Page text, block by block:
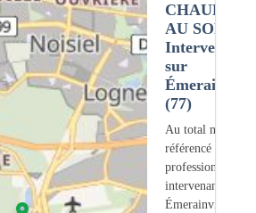
AU SOL
Intervention
sur
Émerainville
(77)
Au total nous
référencé
professionnels
intervenant sur
Émerainville (77)